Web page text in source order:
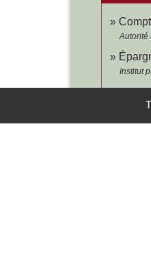
Autorité
Institut